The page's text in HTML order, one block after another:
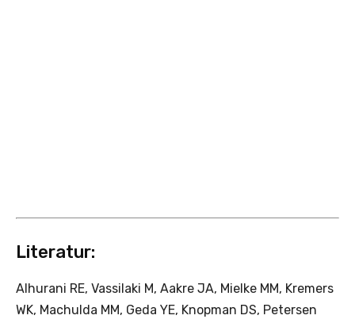
Literatur:
Alhurani RE, Vassilaki M, Aakre JA, Mielke MM, Kremers
WK, Machulda MM, Geda YE, Knopman DS, Petersen